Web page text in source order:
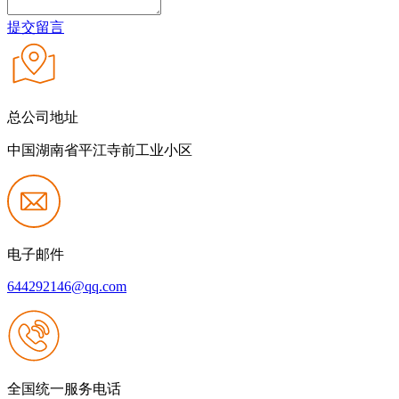
提交留言
总公司地址
中国湖南省平江寺前工业小区
电子邮件
644292146@qq.com
全国统一服务电话